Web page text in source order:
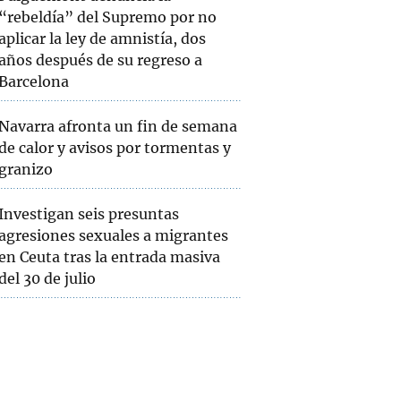
del Supremo por no
la ley de amnistía, dos
después de su regreso a
afronta un fin de semana
calor y avisos por tormentas y
seis presuntas
sexuales a migrantes
Ceuta tras la entrada masiva
30 de julio